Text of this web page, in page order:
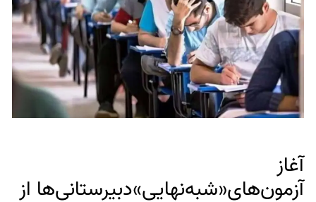
آغاز
آزمون‌های«شبه‌نهایی»دبیرستانی‌ها از